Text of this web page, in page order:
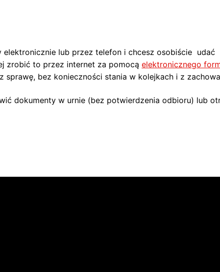
elektronicznie lub przez telefon i chcesz osobiście
zrobić to przez internet za pomocą elektronicznego
sprawę, bez konieczności stania w kolejkach i z
dokumenty w urnie (bez potwierdzenia odbioru) lub